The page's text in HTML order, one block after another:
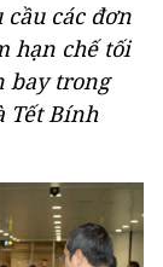
cầu các đơn
hạn chế tối
bay trong
Tết Bính